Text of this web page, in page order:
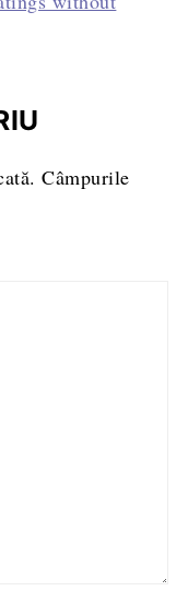
Câmpurile